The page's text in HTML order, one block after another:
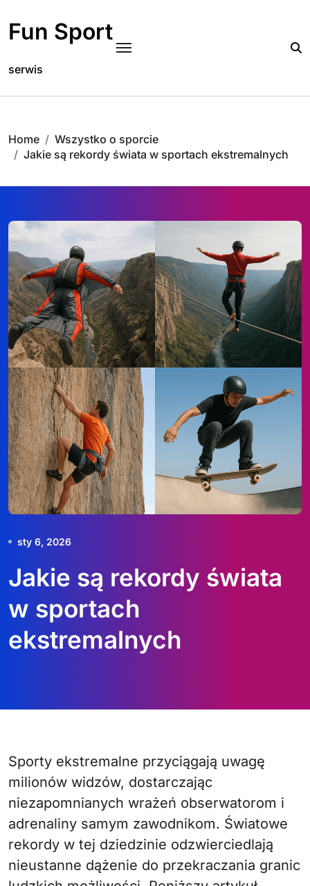
content
Fun Sport
serwis
Home
Wszystko o sporcie
Jakie są rekordy świata w sportach ekstremalnych
sty 6, 2026
Jakie są rekordy świata
w sportach
ekstremalnych
Sporty ekstremalne przyciągają uwagę
milionów widzów, dostarczając
niezapomnianych wrażeń obserwatorom i
adrenaliny samym zawodnikom. Światowe
rekordy w tej dziedzinie odzwierciedlają
nieustanne dążenie do przekraczania granic